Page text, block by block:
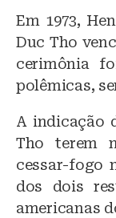
Em 1973,
Duc Tho
cerimônia
polêmicas,
A indicação
Tho terem
cessar-fogo
dos dois
americanas